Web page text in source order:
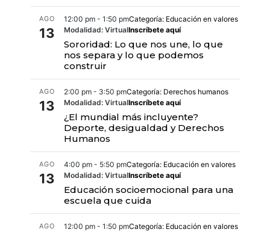
AGO
13
12:00 pm - 1:50 pmCategoría: Educación en valores
Modalidad: VirtualInscríbete aquí
Sororidad: Lo que nos une, lo que
nos separa y lo que podemos
construir
AGO
13
2:00 pm - 3:50 pmCategoría: Derechos humanos
Modalidad: VirtualInscríbete aquí
¿El mundial más incluyente?
Deporte, desigualdad y Derechos
Humanos
AGO
13
4:00 pm - 5:50 pmCategoría: Educación en valores
Modalidad: VirtualInscríbete aquí
Educación socioemocional para una
escuela que cuida
AGO 12:00 pm - 1:50 pmCategoría: Educación en valores